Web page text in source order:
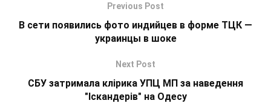
Previous Post
В сети появились фото индийцев в форме ТЦК —
украинцы в шоке
Next Post
СБУ затримала клірика УПЦ МП за наведення
"Іскандерів" на Одесу